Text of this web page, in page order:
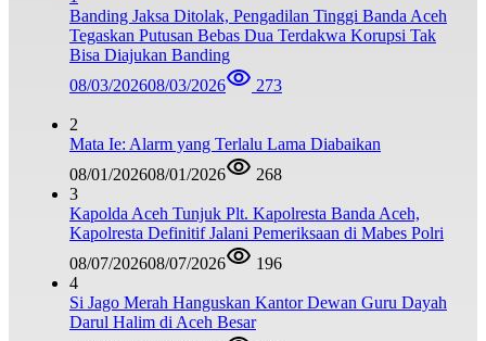
Banding Jaksa Ditolak, Pengadilan Tinggi Banda Aceh
Tegaskan Putusan Bebas Dua Terdakwa Korupsi Tak
Bisa Diajukan Banding
08/03/202608/03/2026 273
2
Mata Ie: Alarm yang Terlalu Lama Diabaikan
08/01/202608/01/2026
268
3
Kapolda Aceh Tunjuk Plt. Kapolresta Banda Aceh,
Kapolresta Definitif Jalani Pemeriksaan di Mabes Polri
08/07/202608/07/2026
196
4
Si Jago Merah Hanguskan Kantor Dewan Guru Dayah
Darul Halim di Aceh Besar